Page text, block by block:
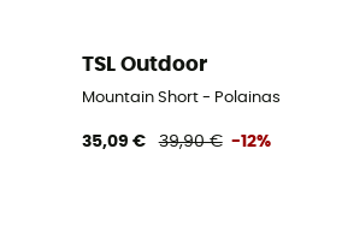
TSL Outdoor
Mountain Short - Polainas
35,09 € 39,90 € -12%